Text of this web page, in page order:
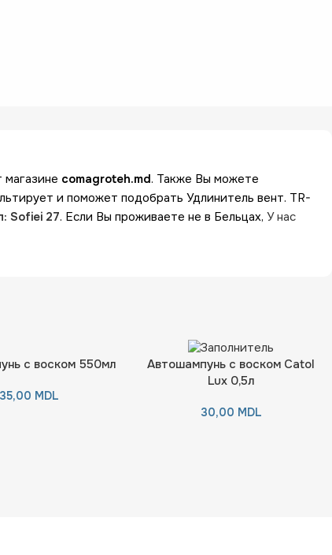
comagroteh.md. Также Вы можете
и поможет подобрать Удлинитель вент. TR-
Sofiei 27. Если Вы проживаете не в Бельцах, У нас
с воском 550мл
35,00 MDL
Автошампунь с воском Catol
Lux 0,5л
30,00 MDL